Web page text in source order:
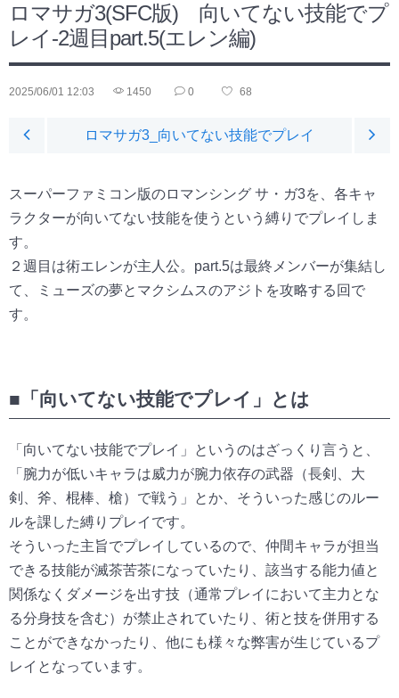
ロマサガ3(SFC版) 向いてない技能でプ
レイ-2週目part.5(エレン編)
2025/06/01 12:03 1450 0 68
ロマサガ3_向いてない技能でプレイ
スーパーファミコン版のロマンシング サ・ガ3を、各キャ
ラクターが向いてない技能を使うという縛りでプレイしま
す。
２週目は術エレンが主人公。part.5は最終メンバーが集結し
て、ミューズの夢とマクシムスのアジトを攻略する回で
す。
■「向いてない技能でプレイ」とは
「向いてない技能でプレイ」というのはざっくり言うと、
「腕力が低いキャラは威力が腕力依存の武器（長剣、大
剣、斧、棍棒、槍）で戦う」とか、そういった感じのルー
ルを課した縛りプレイです。
そういった主旨でプレイしているので、仲間キャラが担当
できる技能が滅茶苦茶になっていたり、該当する能力値と
関係なくダメージを出す技（通常プレイにおいて主力とな
る分身技を含む）が禁止されていたり、術と技を併用する
ことができなかったり、他にも様々な弊害が生じているプ
レイとなっています。